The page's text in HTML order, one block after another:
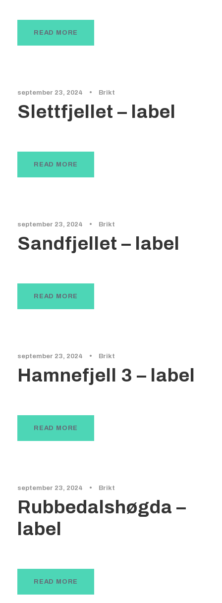
READ MORE
september 23, 2024 • Brikt
Slettfjellet – label
READ MORE
september 23, 2024 • Brikt
Sandfjellet – label
READ MORE
september 23, 2024 • Brikt
Hamnefjell 3 – label
READ MORE
september 23, 2024 • Brikt
Rubbedalshøgda –
label
READ MORE